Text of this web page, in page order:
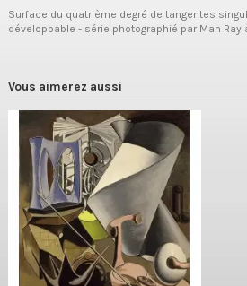
Surface du quatrième degré de tangentes
développable - série photographié par Man Ray
Vous aimerez aussi